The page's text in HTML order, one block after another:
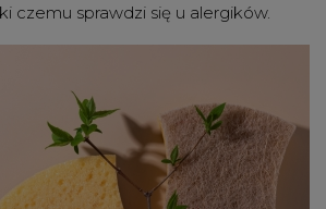
czemu sprawdzi się u alergików.